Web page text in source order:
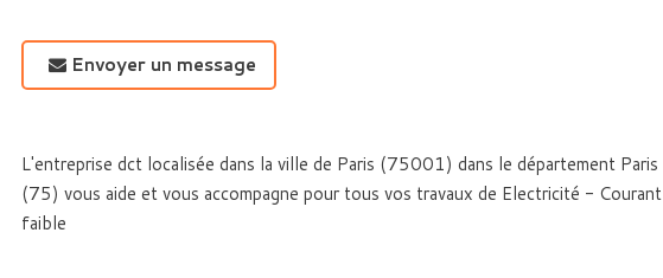
Envoyer un message
L'entreprise dct localisée dans la ville de Paris (75001) dans le département Paris
(75) vous aide et vous accompagne pour tous vos travaux de Electricité - Courant
faible